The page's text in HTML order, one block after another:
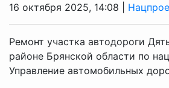
16 октября 2025, 14:08 |
Ремонт участка автодороги
районе Брянской области по
Управление автомобильных